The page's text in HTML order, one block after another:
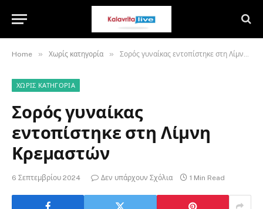
Home » Χωρίς κατηγορία » Σορός γυναίκας εντοπίστηκε στη Λίμνη Κρεμαστών
ΧΩΡΊΣ ΚΑΤΗΓΟΡΊΑ
Σορός γυναίκας
εντοπίστηκε στη Λίμνη
Κρεμαστών
6 Σεπτεμβρίου 2024 Δεν υπάρχουν Σχόλια 1 Min Read